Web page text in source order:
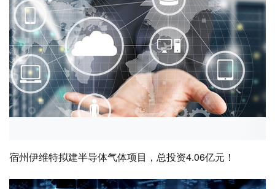
宿州伊维特拟建半导体气体项目，总投资4.06亿元！